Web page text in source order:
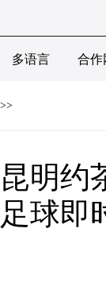
多语言 合作
>>
昆明约
足球即